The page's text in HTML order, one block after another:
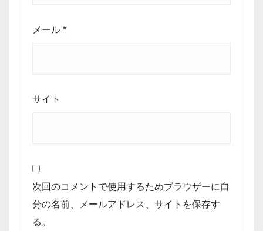
メール *
サイト
次回のコメントで使用するためブラウザーに自
分の名前、メールアドレス、サイトを保存す
る。